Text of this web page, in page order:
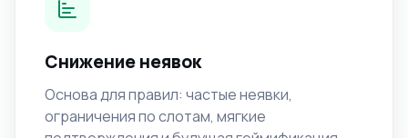
Снижение неявок
Основа для правил: частые неявки,
ограничения по слотам, мягкие